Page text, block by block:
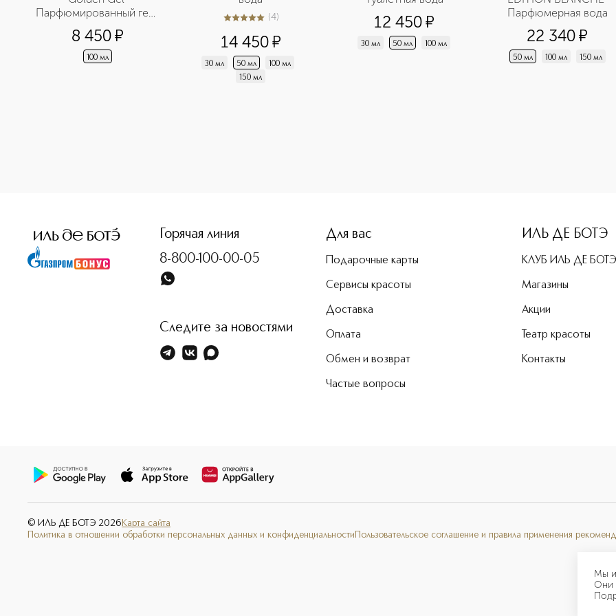
Мы
Они
Парфюмированный гель
для тела
8 450¤
100 мл
5из 54 (4)
14 450¤
30 мл 50 мл
100 мл
150 мл
12 450¤
30 мл 50 мл 100 мл
Парфюмерная вода
22 340¤
50 мл 100 мл 150 мл
Горячая линия
8-800-100-00-05
Следите за новостями
Для вас
Подарочные карты
Сервисы красоты
Доставка
Оплата
Обмен и возврат
Частые вопросы
ИЛЬ ДЕ БОТЭ
КЛУБ ИЛЬ ДЕ БОТЭ
Магазины
Акции
Театр красоты
Контакты
© ИЛЬ ДЕ БОТЭ 2026 Карта сайта
Политика в отношении обработки персональных данных и конфиденциальности Пользовательское соглашение и правила применения